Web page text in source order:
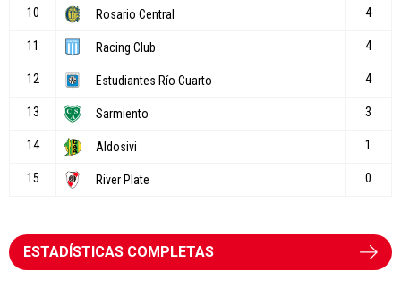
ESTADÍSTICAS COMPLETAS